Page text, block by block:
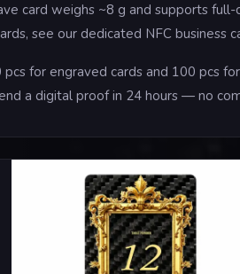
card weighs ~8 g and supports full-
see our dedicated NFC business
for engraved cards and 100 pcs
a digital proof in 24 hours — no